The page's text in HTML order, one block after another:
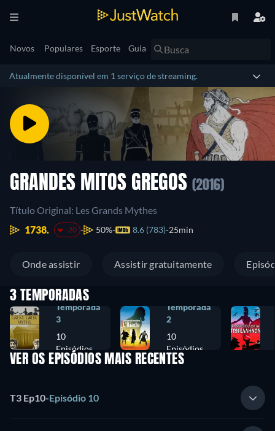
Novos Populares Esporte Guia
Atualmente disponível em 1 serviço de streaming.
GRANDES MITOS GREGOS (2016)
Título Original: Les Grands Mythes
1738.
-20 50% 8.6 (783) 25min
Onde assistir Assistir gratuitamente
3 TEMPORADAS
Temporada
3
10
Episódios
Temporada
2
10
Episódios
VER OS EPISÓDIOS MAIS RECENTES
T3 Ep10-Episódio 10